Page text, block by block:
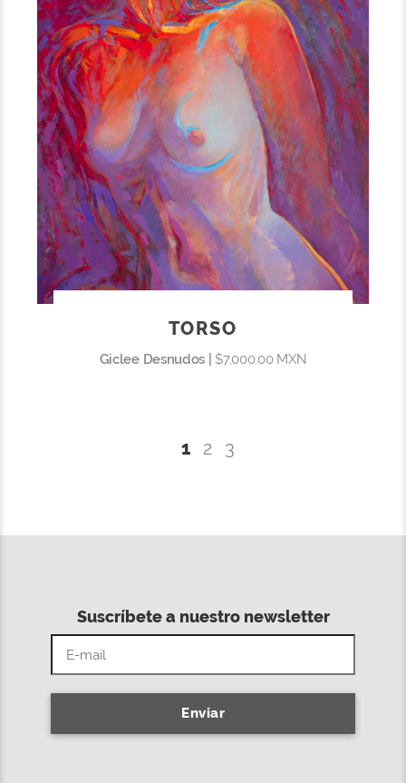
TORSO
Giclee Desnudos |$7,000.00 MXN
1 2 3
Suscríbete a nuestro newsletter
Enviar